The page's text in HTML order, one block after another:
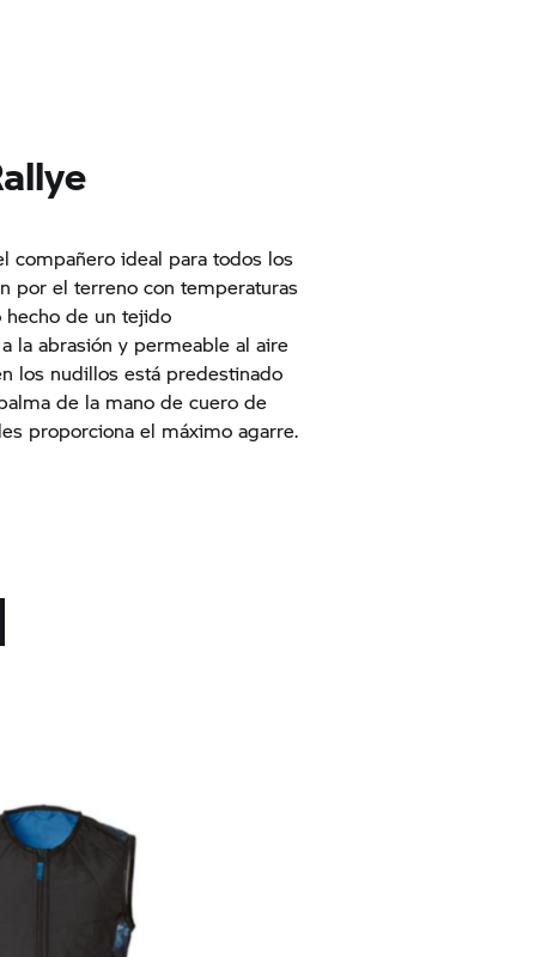
compañero ideal para todos los
por el terreno con temperaturas
hecho de un tejido
la abrasión y permeable al aire
los nudillos está predestinado
de la mano de cuero de
proporciona el máximo agarre.